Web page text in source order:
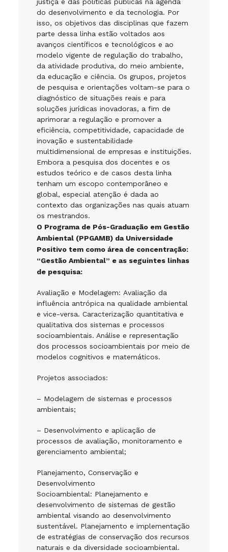
do desenvolvimento e da tecnologia. Por
isso, os objetivos das disciplinas que fazem
parte dessa linha estão voltados aos
avanços científicos e tecnológicos e ao
modelo vigente de regulação do trabalho,
da atividade produtiva, do meio ambiente,
da educação e ciência. Os grupos, projetos
de pesquisa e orientações voltam-se para o
diagnóstico de situações reais e para
soluções jurídicas inovadoras, a fim de
aprimorar a regulação e promover a
eficiência, competitividade, capacidade de
inovação e sustentabilidade
multidimensional de empresas e instituições.
Embora a pesquisa dos docentes e os
estudos teórico e de casos desta linha
tenham um escopo contemporâneo e
global, especial atenção é dada ao
contexto das organizações nas quais atuam
os mestrandos.
O Programa de Pós-Graduação em Gestão
Ambiental (PPGAMB) da Universidade
Positivo tem como área de concentração:
“Gestão Ambiental” e as seguintes linhas
de pesquisa:
Avaliação e Modelagem: Avaliação da
influência antrópica na qualidade ambiental
e vice-versa. Caracterização quantitativa e
qualitativa dos sistemas e processos
socioambientais. Análise e representação
dos processos socioambientais por meio de
modelos cognitivos e matemáticos.
Projetos associados:
– Modelagem de sistemas e processos
ambientais;
– Desenvolvimento e aplicação de
processos de avaliação, monitoramento e
gerenciamento ambiental;
Planejamento, Conservação e
Desenvolvimento
Socioambiental: Planejamento e
desenvolvimento de sistemas de gestão
ambiental visando ao desenvolvimento
sustentável. Planejamento e implementação
de estratégias de conservação dos recursos
naturais e da diversidade socioambiental.